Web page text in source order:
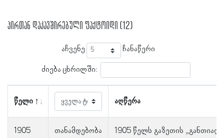
პირთან დაკავშირებული ფაქტოიდი (12)
აჩვენე ჩანაწერი
ძიება ცხრილში:
წელი აღწერა
1905 თანამდებობა
1905 წელს გაზეთის